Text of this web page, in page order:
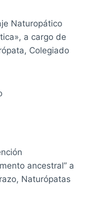
Naturopático
a cargo de
Colegiado
ancestral” a
Naturópatas